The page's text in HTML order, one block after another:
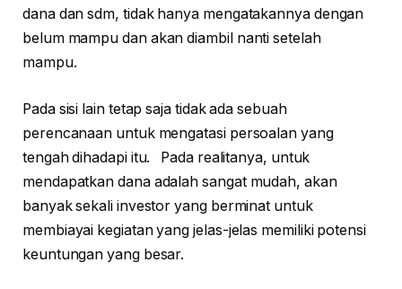
dana dan sdm, tidak hanya mengatakannya dengan
belum mampu dan akan diambil nanti setelah
mampu.
Pada sisi lain tetap saja tidak ada sebuah
perencanaan untuk mengatasi persoalan yang
tengah dihadapi itu. Pada realitanya, untuk
mendapatkan dana adalah sangat mudah, akan
banyak sekali investor yang berminat untuk
membiayai kegiatan yang jelas-jelas memiliki potensi
keuntungan yang besar.